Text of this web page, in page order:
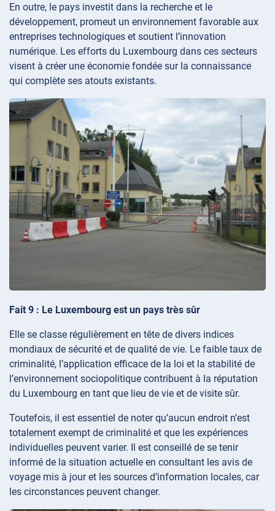
En outre, le pays investit dans la recherche et le
développement, promeut un environnement favorable aux
entreprises technologiques et soutient l’innovation
numérique. Les efforts du Luxembourg dans ces secteurs
visent à créer une économie fondée sur la connaissance
qui complète ses atouts existants.
Fait 9 : Le Luxembourg est un pays très sûr
Elle se classe régulièrement en tête de divers indices
mondiaux de sécurité et de qualité de vie. Le faible taux de
criminalité, l’application efficace de la loi et la stabilité de
l’environnement sociopolitique contribuent à la réputation
du Luxembourg en tant que lieu de vie et de visite sûr.
Toutefois, il est essentiel de noter qu’aucun endroit n’est
totalement exempt de criminalité et que les expériences
individuelles peuvent varier. Il est conseillé de se tenir
informé de la situation actuelle en consultant les avis de
voyage mis à jour et les sources d’information locales, car
les circonstances peuvent changer.